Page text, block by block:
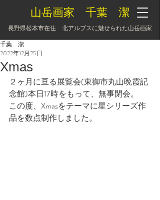
山岳画家 千葉 潔
長野県松本市在住 北アルプスに魅せられた山岳画家
Xmas
千葉 潔
2022年12月25日
２ヶ月に亘る展覧会(東御市丸山晩霞記
念館)本日17時をもって、無事閉会。
この度、Xmasをテーマに星シリーズ作
品を数点制作しました。